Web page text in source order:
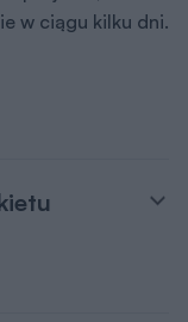
w ciągu kilku dni.